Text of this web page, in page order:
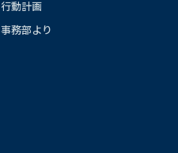
行動計画
事務部より